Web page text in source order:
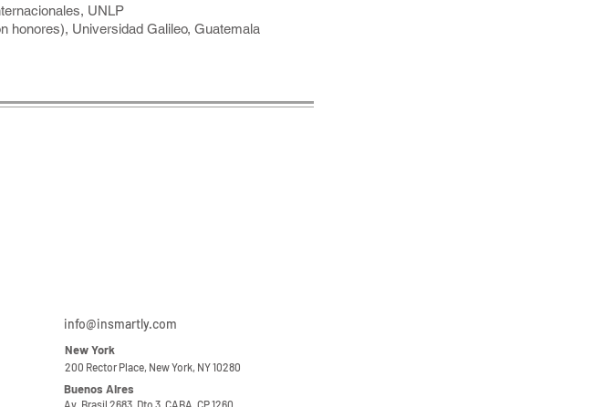
UNLP
honores), Universidad Galileo, Guatemala
info@insmartly.com
New York
200 Rector Place, New York, NY 10280
Buenos Aires
Av. Brasil 2683, Dto 3. CABA. CP 1260